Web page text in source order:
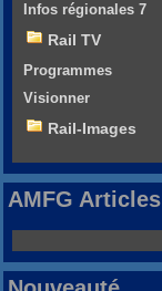
Infos régionales 7
Rail TV
Programmes
Visionner
Rail-Images
AMFG Articles